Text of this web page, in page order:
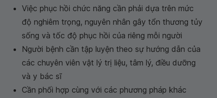
Việc phục hồi chức năng cần phải dựa trên mức
độ nghiêm trọng, nguyên nhân gây tổn thương tủy
sống và tốc độ phục hồi của riêng mỗi người
Người bệnh cần tập luyện theo sự hướng dẫn của
các chuyên viên vật lý trị liệu, tâm lý, điều dưỡng
và y bác sĩ
Cần phối hợp cùng với các phương pháp khác